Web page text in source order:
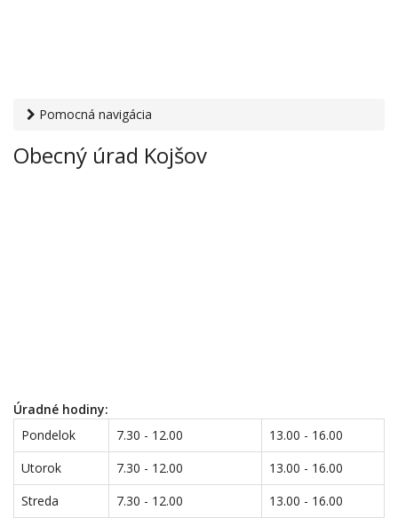
Pomocná navigácia
Obecný úrad Kojšov
Obecný úrad Kojšov
Úradné hodiny:
Pondelok
7.30 - 12.00
13.00 - 16.00
Utorok
7.30 - 12.00
13.00 - 16.00
Streda
7.30 - 12.00
13.00 - 16.00